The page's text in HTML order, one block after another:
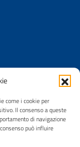
come i cookie per
Il consenso a queste
di navigazione
può influire